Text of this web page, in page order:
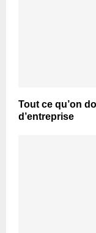
Tout ce qu’on
d’entreprise